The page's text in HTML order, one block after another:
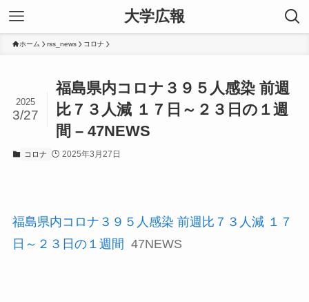
大学広報
ホーム rss_news コロナ
福島県内コロナ３９５人感染 前週
比７３人減 １７日～２３日の１週
間 – 47NEWS
2025
3/27
コロナ 2025年3月27日
福島県内コロナ３９５人感染 前週比７３人減 １７
日～２３日の１週間 47NEWS